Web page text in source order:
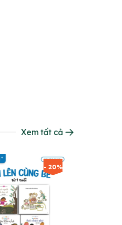
Xem tất cả
- 20%